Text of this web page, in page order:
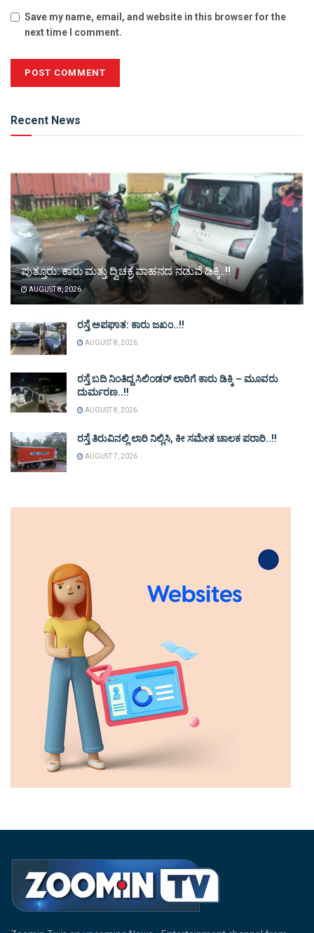
Save my name, email, and website in this browser for the
next time I comment.
Recent News
ಪುತ್ತೂರು: ಕಾರು ಮತ್ತು ದ್ವಿಚಕ್ರ ವಾಹನದ ನಡುವೆ ಡಿಕ್ಕಿ..!!
AUGUST 8, 2026
ರಸ್ತೆ ಅಪಘಾತ: ಕಾರು ಜಖಂ..!!
AUGUST 8, 2026
ರಸ್ತೆ ಬದಿ ನಿಂತಿದ್ದ ಸಿಲಿಂಡರ್ ಲಾರಿಗೆ ಕಾರು ಡಿಕ್ಕಿ – ಮೂವರು
ದುರ್ಮರಣ..!!
AUGUST 8, 2026
ರಸ್ತೆ ತಿರುವಿನಲ್ಲಿ ಲಾರಿ ನಿಲ್ಲಿಸಿ, ಕೀ ಸಮೇತ ಚಾಲಕ ಪರಾರಿ..!!
AUGUST 7, 2026